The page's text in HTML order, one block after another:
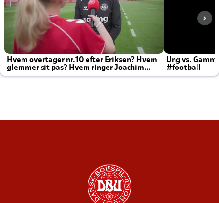
Hvem overtager nr.10 efter Eriksen? Hvem
glemmer sit pas? Hvem ringer Joachim
altid til efter kampe?
Ung vs.
#football